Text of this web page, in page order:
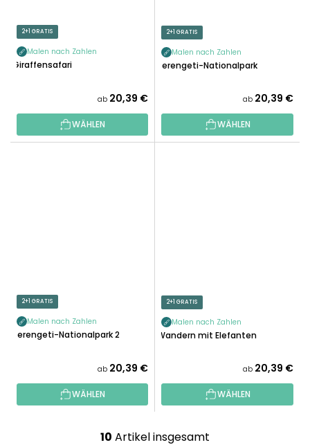
2+1 GRATIS
Malen nach Zahlen
Giraffensafari
ab 20,39 €
WÄHLEN
2+1 GRATIS
Malen nach Zahlen
Serengeti-Nationalpark
ab 20,39 €
WÄHLEN
2+1 GRATIS
Malen nach Zahlen
Serengeti-Nationalpark 2
ab 20,39 €
WÄHLEN
2+1 GRATIS
Malen nach Zahlen
Wandern mit Elefanten
ab 20,39 €
WÄHLEN
10 Artikel insgesamt